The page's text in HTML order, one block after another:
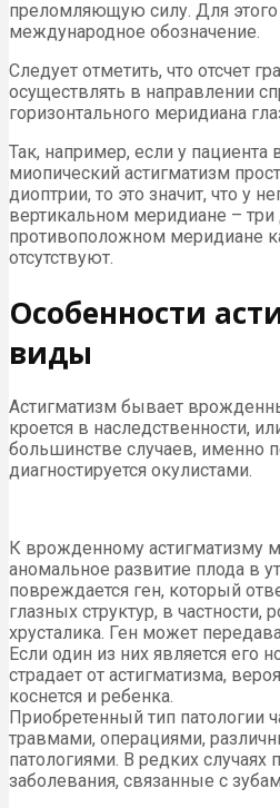
преломляющую силу. Для этого
международное обозначение.
Следует отметить, что отсчет
осуществлять в направлении
горизонтального меридиана
Так, например, если у
миопический астигматизм
диоптрии, то это значит, что у
вертикальном меридиане – три
противоположном меридиане
отсутствуют.
Особенности
виды
Астигматизм бывает
кроется в наследственности,
большинстве случаев, именно
диагностируется окулистами.
К врожденному астигматизму
аномальное развитие плода в
повреждается ген, который
глазных структур, в частности,
хрусталика. Ген может
Если один из них является его
страдает от астигматизма,
коснется и ребенка.
Приобретенный тип патологии
травмами, операциями,
патологиями. В редких случаях
заболевания, связанные с